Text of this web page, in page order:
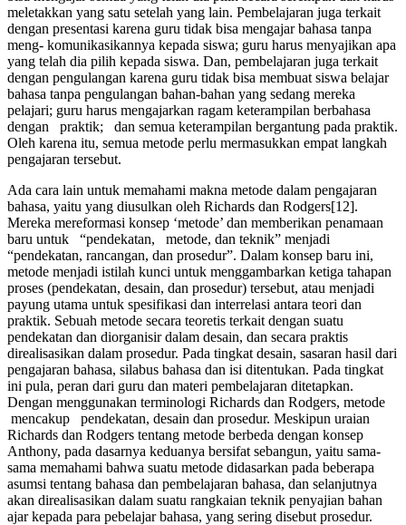
meletakkan yang satu setelah yang lain. Pembelajaran juga terkait
dengan presentasi karena guru tidak bisa mengajar bahasa tanpa
meng- komunikasikannya kepada siswa; guru harus menyajikan apa
yang telah dia pilih kepada siswa. Dan, pembelajaran juga terkait
dengan pengulangan karena guru tidak bisa membuat siswa belajar
bahasa tanpa pengulangan bahan-bahan yang sedang mereka
pelajari; guru harus mengajarkan ragam keterampilan berbahasa
dengan praktik; dan semua keterampilan bergantung pada praktik.
Oleh karena itu, semua metode perlu mermasukkan empat langkah
pengajaran tersebut.
Ada cara lain untuk memahami makna metode dalam pengajaran
bahasa, yaitu yang diusulkan oleh Richards dan Rodgers[12].
Mereka mereformasi konsep ‘metode’ dan memberikan penamaan
baru untuk “pendekatan, metode, dan teknik” menjadi
“pendekatan, rancangan, dan prosedur”. Dalam konsep baru ini,
metode menjadi istilah kunci untuk menggambarkan ketiga tahapan
proses (pendekatan, desain, dan prosedur) tersebut, atau menjadi
payung utama untuk spesifikasi dan interrelasi antara teori dan
praktik. Sebuah metode secara teoretis terkait dengan suatu
pendekatan dan diorganisir dalam desain, dan secara praktis
direalisasikan dalam prosedur. Pada tingkat desain, sasaran hasil dari
pengajaran bahasa, silabus bahasa dan isi ditentukan. Pada tingkat
ini pula, peran dari guru dan materi pembelajaran ditetapkan.
Dengan menggunakan terminologi Richards dan Rodgers, metode
mencakup pendekatan, desain dan prosedur. Meskipun uraian
Richards dan Rodgers tentang metode berbeda dengan konsep
Anthony, pada dasarnya keduanya bersifat sebangun, yaitu sama-
sama memahami bahwa suatu metode didasarkan pada beberapa
asumsi tentang bahasa dan pembelajaran bahasa, dan selanjutnya
akan direalisasikan dalam suatu rangkaian teknik penyajian bahan
ajar kepada para pebelajar bahasa, yang sering disebut prosedur.